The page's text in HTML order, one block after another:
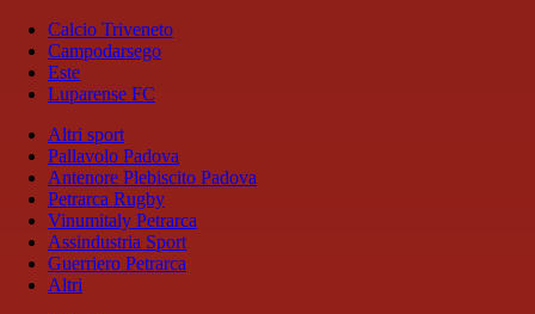
Calcio Triveneto
Campodarsego
Este
Luparense FC
Altri sport
Pallavolo Padova
Antenore Plebiscito Padova
Petrarca Rugby
Vinumitaly Petrarca
Assindustria Sport
Guerriero Petrarca
Altri